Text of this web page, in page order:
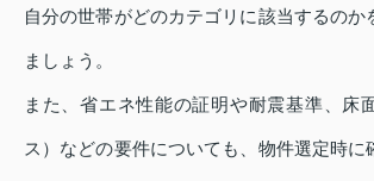
自分の世帯がどのカテゴリに該当するのか
ましょう。
また、省エネ性能の証明や耐震基準、床
ス）などの要件についても、物件選定時に